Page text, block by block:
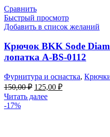
Сравнить
Быстрый просмотр
Добавить в список желаний
Крючок BKK Sode
лопатка A-BS-0112
Фурнитура и оснастка,
150,00₽ Первоначальная
цена
составляла
125,00 ₽Текущая
Читать далее
-17%